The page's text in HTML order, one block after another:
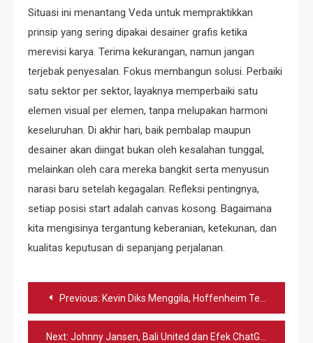
Situasi ini menantang Veda untuk mempraktikkan
prinsip yang sering dipakai desainer grafis ketika
merevisi karya. Terima kekurangan, namun jangan
terjebak penyesalan. Fokus membangun solusi. Perbaiki
satu sektor per sektor, layaknya memperbaiki satu
elemen visual per elemen, tanpa melupakan harmoni
keseluruhan. Di akhir hari, baik pembalap maupun
desainer akan diingat bukan oleh kesalahan tunggal,
melainkan oleh cara mereka bangkit serta menyusun
narasi baru setelah kegagalan. Refleksi pentingnya,
setiap posisi start adalah canvas kosong. Bagaimana
kita mengisinya tergantung keberanian, ketekunan, dan
kualitas keputusan di sepanjang perjalanan.
Navigasi
pos
Previous: Kevin Diks Menggila, Hoffenheim Tersungkur
Next: Johnny Jansen, Bali United dan Efek ChatGPT Jelang Bhayangkara